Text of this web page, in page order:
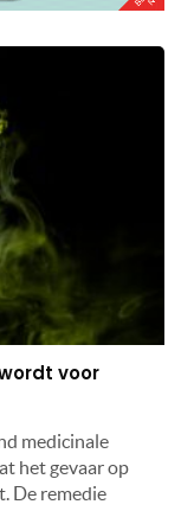
voor
medicinale
het gevaar op
De remedie